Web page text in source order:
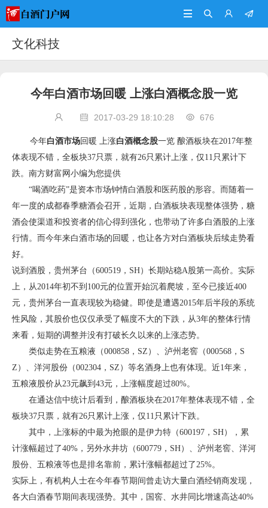




文化科技
今年白酒市场回暖 上涨白酒概念股一览
  2017-03-29 18:10:28  676
今年白酒市场回暖 上涨白酒概念股一览 酿酒板块在2017年整
体表现不错，全板块37只票，就有26只累计上涨，仅11只累计下
跌。南方财富网小编为您提供
“喝酒吃药”是资本市场钟情白酒股和医药股的形容。而随着一
年一度的成都春季糖酒会召开，近期，白酒板块表现整体强势，糖
酒会使渠道和投资者的信心得到强化，也带动了许多白酒股的上涨
行情。而今年来白酒市场的回暖，也让各方对白酒板块后续走势看
好。
说到酒股，贵州茅台（600519，SH）长期站稳A股第一高价。实际
上，从2014年初不到100元的位置开始沉着爬坡，至今已接近400
元，贵州茅台一直表现较为稳健。即使是遭遇2015年后半段的系统
性风险，其股价也仅仅承受了幅度不大的下跌，从3年的整体行情
来看，短期的调整并没有打破长久以来的上涨态势。
类似走势在五粮液（000858，SZ）、泸州老窖（000568，S
Z）、洋河股份（002304，SZ）等名酒身上也有体现。近1年来，
五粮液股价从23元飙到43元，上涨幅度超过80%。
在通达信中统计后看到，酿酒板块在2017年整体表现不错，全
板块37只票，就有26只累计上涨，仅11只累计下跌。
其中，上涨标的中最为抢眼的是伊力特（600197，SH），累
计涨幅超过了40%，另外水井坊（600779，SH）、泸州老窖、洋河
股份、五粮液等也是排名靠前，累计涨幅都超过了25%。
实际上，有机构人士在今年春节期间曾走访大量白酒经销商发现，
各大白酒春节期间表现强势。其中，国窖、水井同比增速高达40%